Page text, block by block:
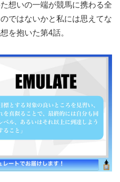
想いの一端が競馬に携わる全
ではないかと私には思えてな
を抱いた第4話。